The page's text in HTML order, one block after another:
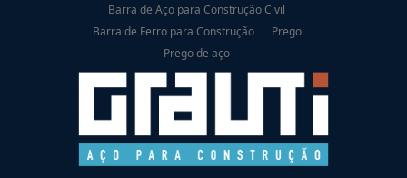
Barra de Aço para Construção Civil
Barra de Ferro para Construção
Prego
Prego de aço